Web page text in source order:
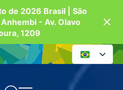
de 2026 Brasil | São
- Av. Olavo
1209